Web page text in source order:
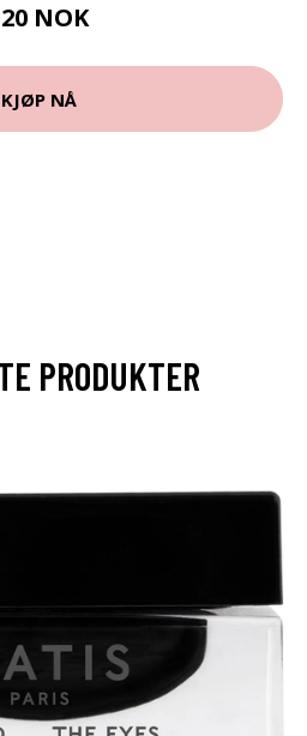
NOK
KJØP NÅ
PRODUKTER